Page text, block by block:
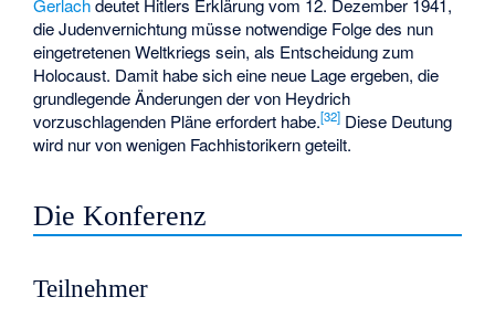
Gerlachdeutet Hitlers Erklärung vom 12. Dezember 1941,
die Judenvernichtung müsse notwendige Folge des nun
eingetretenen Weltkriegs sein, als Entscheidung zum
Holocaust. Damit habe sich eine neue Lage ergeben, die
grundlegende Änderungen der von Heydrich
vorzuschlagenden Pläne erfordert habe.[32] Diese Deutung
wird nur von wenigen Fachhistorikern geteilt.
Die Konferenz
Teilnehmer